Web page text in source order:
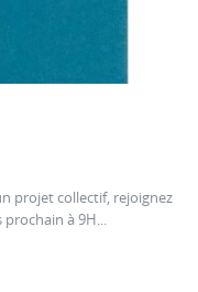
projet collectif, rejoignez
à 9H...